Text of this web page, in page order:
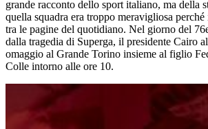
grande racconto dello sport italiano, ma della
quella squadra era troppo meravigliosa
tra le pagine del quotidiano. Nel giorno del
dalla tragedia di Superga, il presidente Cairo
omaggio al Grande Torino insieme al figlio
Colle intorno alle ore 10.